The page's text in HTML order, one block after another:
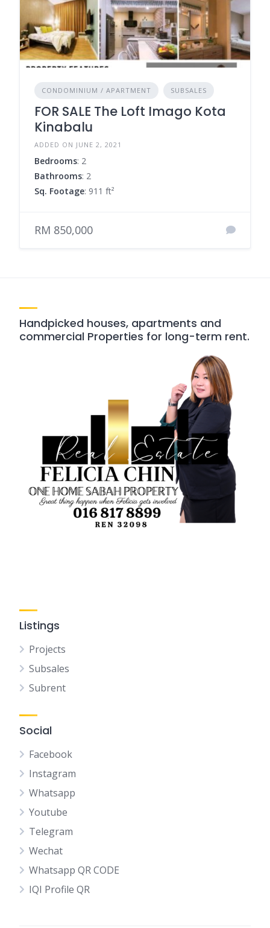
CONDOMINIUM / APARTMENT SUBSALES
FOR SALE The Loft Imago Kota
Kinabalu
ADDED ON JUNE 2, 2021
Bedrooms: 2
Bathrooms: 2
Sq. Footage: 911 ft²
RM 850,000
Handpicked houses, apartments and
commercial Properties for long-term rent.
Listings
Projects
Subsales
Subrent
Social
Facebook
Instagram
Whatsapp
Youtube
Telegram
Wechat
Whatsapp QR CODE
IQI Profile QR